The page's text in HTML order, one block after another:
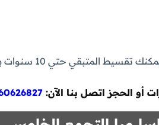
أو الحجز اتصل بنا الآن: